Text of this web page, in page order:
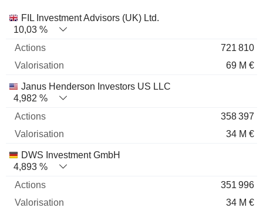
Nom Actions % Valorisation
FIL Investment Advisors (UK) Ltd.
10,03 %
721 810
69 M €
Janus Henderson Investors US LLC
4,982 %
358 397
34 M €
DWS Investment GmbH
4,893 %
351 996
34 M €